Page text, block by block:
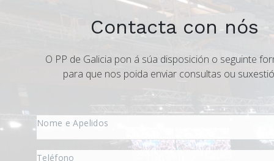
Contacta con nós
O PP de Galicia pon á súa disposición o seguinte
para que nos poida enviar consultas ou